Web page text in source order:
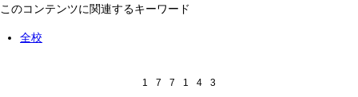
このコンテンツに関連するキーワード
全校
1 7 7 1 4 3